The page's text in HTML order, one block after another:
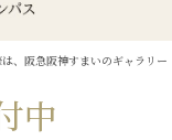
、阪急阪神すまいのギャラリー
中